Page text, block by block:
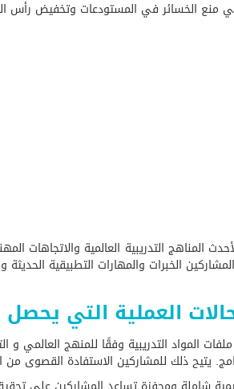
منع الخسائر في المستودعات وتخفيض رأس
التدريبية العالمية والاتجاهات
الخبرات والمهارات التطبيقية
المواد التدريبية وفقًا للمنهج العالمي
يتيح ذلك للمشاركين الاستفادة